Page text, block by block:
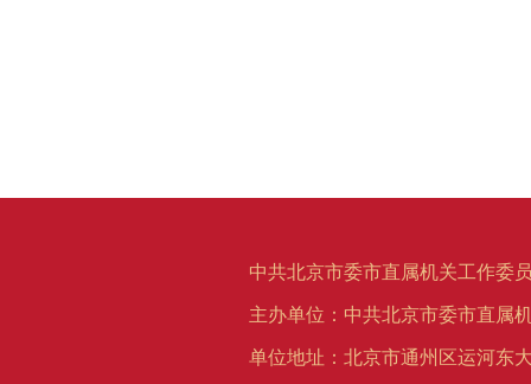
中共北京市委市直属机关工作委
主办单位：中共北京市委市直属
单位地址：北京市通州区运河东